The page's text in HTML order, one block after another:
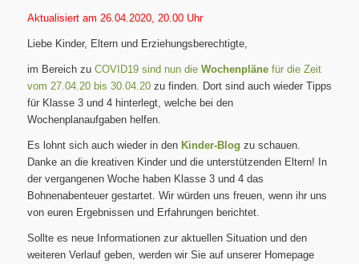
Aktualisiert am 26.04.2020, 20.00 Uhr
Liebe Kinder, Eltern und Erziehungsberechtigte,
im Bereich zu COVID19 sind nun die Wochenplänefür die Zeit
vom 27.04.20 bis 30.04.20zu finden. Dort sind auch wieder Tipps
für Klasse 3 und 4 hinterlegt, welche bei den
Wochenplanaufgaben helfen.
Es lohnt sich auch wieder in denKinder-Blog zu schauen.
Danke an die kreativen Kinder und die unterstützenden Eltern! In
der vergangenen Woche haben Klasse 3 und 4 das
Bohnenabenteuer gestartet. Wir würden uns freuen, wenn ihr uns
von euren Ergebnissen und Erfahrungen berichtet.
Sollte es neue Informationen zur aktuellen Situation und den
weiteren Verlauf geben, werden wir Sie auf unserer Homepage